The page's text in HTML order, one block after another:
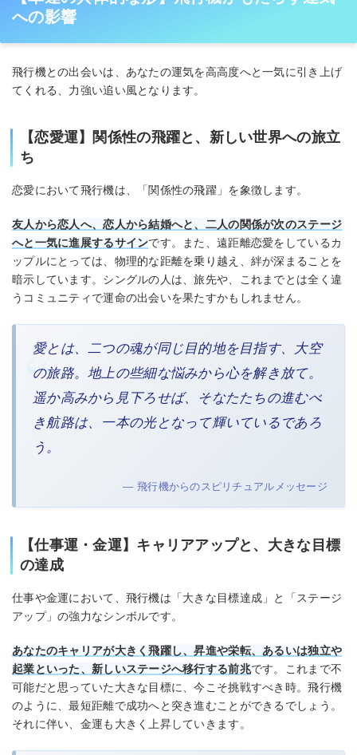
への影響
飛行機との出会いは、あなたの運気を高高度へと一気に引き上げ
てくれる、力強い追い風となります。
【恋愛運】関係性の飛躍と、新しい世界への旅立
ち
恋愛において飛行機は、「関係性の飛躍」を象徴します。
友人から恋人へ、恋人から結婚へと、二人の関係が次のステージ
へと一気に進展するサインです。また、遠距離恋愛をしているカ
ップルにとっては、物理的な距離を乗り越え、絆が深まることを
暗示しています。シングルの人は、旅先や、これまでとは全く違
うコミュニティで運命の出会いを果たすかもしれません。
愛とは、二つの魂が同じ目的地を目指す、大空
の旅路。地上の些細な悩みから心を解き放て。
遥か高みから見下ろせば、そなたたちの進むべ
き航路は、一本の光となって輝いているであろ
う。
— 飛行機からのスピリチュアルメッセージ
【仕事運・金運】キャリアアップと、大きな目標
の達成
仕事や金運において、飛行機は「大きな目標達成」と「ステージ
アップ」の強力なシンボルです。
あなたのキャリアが大きく飛躍し、昇進や栄転、あるいは独立や
起業といった、新しいステージへ移行する前兆です。これまで不
可能だと思っていた大きな目標に、今こそ挑戦すべき時。飛行機
のように、最短距離で成功へと突き進むことができるでしょう。
それに伴い、金運も大きく上昇していきます。